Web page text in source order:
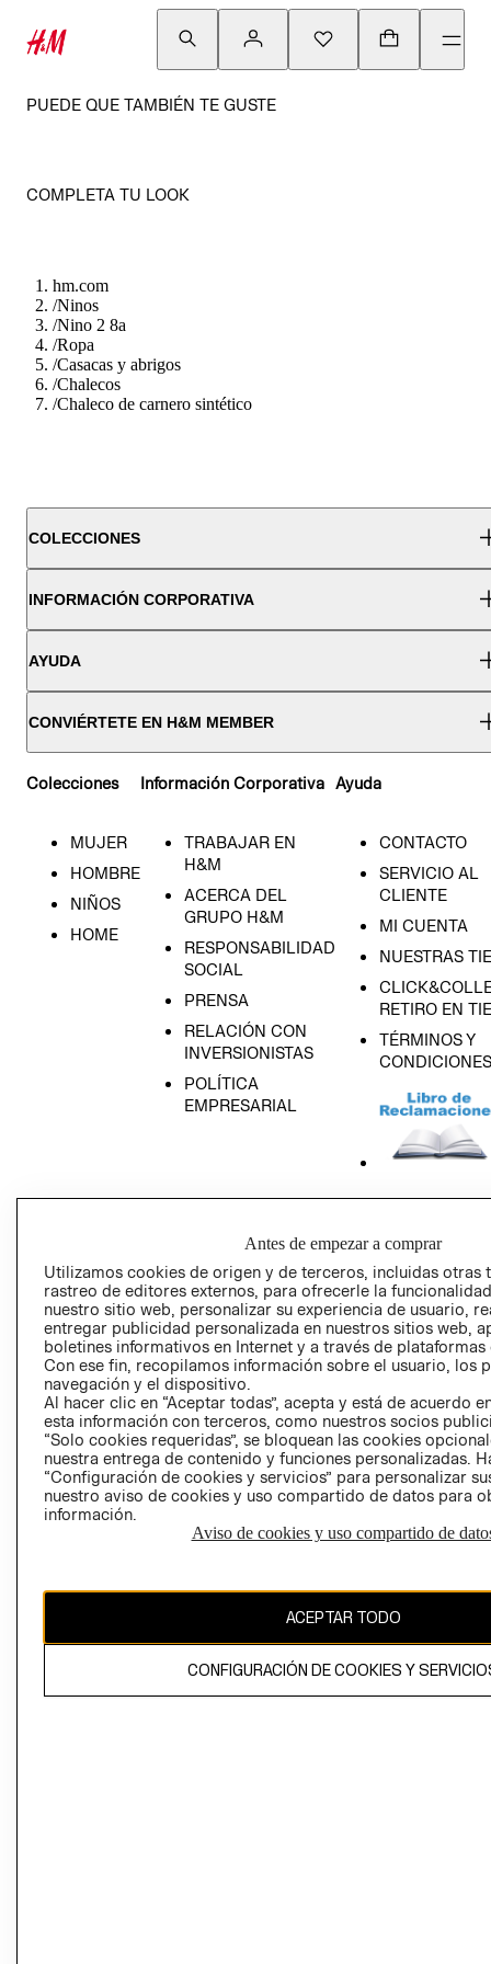
PUEDE QUE TAMBIÉN TE GUSTE
COMPLETA TU LOOK
hm.com
/Ninos
/Nino 2 8a
/Ropa
/Casacas y abrigos
/Chalecos
/Chaleco de carnero sintético
COLECCIONES
INFORMACIÓN CORPORATIVA
AYUDA
CONVIÉRTETE EN H&M MEMBER
Colecciones
MUJER
HOMBRE
NIÑOS
HOME
Información Corporativa
TRABAJAR EN
H&M
ACERCA DEL
GRUPO H&M
RESPONSABILIDAD
SOCIAL
PRENSA
RELACIÓN CON
INVERSIONISTAS
POLÍTICA
EMPRESARIAL
Ayuda
CONTACTO
SERVICIO AL
CLIENTE
MI CUENTA
NUESTRAS
RETIRO EN
TÉRMINOS Y
CONDICIONES
GIFT CARD
AVISO DE
Perú (S/)
CAMBIAR REGIÓN
propiedad de H&M Hennes & Mauritz AB
Antes de empezar a comprar
Utilizamos cookies de origen y de terceros, incluidas otras
rastreo de editores externos, para ofrecerle la
nuestro sitio web, personalizar su experiencia de usuario,
entregar publicidad personalizada en nuestros sitios web,
boletines informativos en Internet y a través de plataformas
Con ese fin, recopilamos información sobre el usuario, los
navegación y el dispositivo.
Al hacer clic en “Aceptar todas”, acepta y está de acuerdo
esta información con terceros, como nuestros socios
“Solo cookies requeridas”, se bloquean las cookies
nuestra entrega de contenido y funciones personalizadas.
“Configuración de cookies y servicios” para personalizar
nuestro aviso de cookies y uso compartido de datos para
información.
Aviso de cookies y uso compartido de
ACEPTAR TODO
CONFIGURACIÓN DE COOKIES Y